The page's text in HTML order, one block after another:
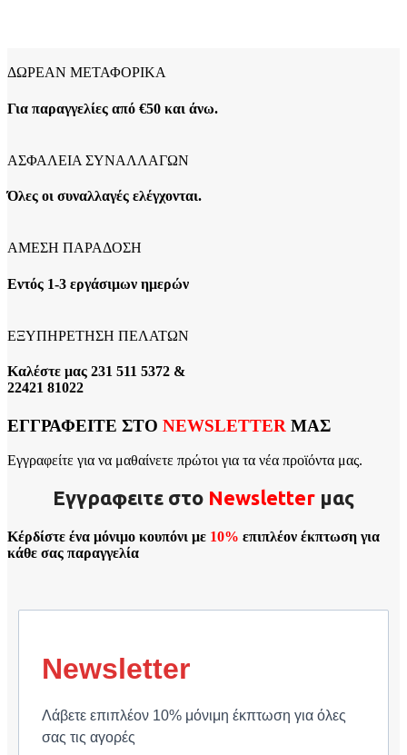
ΔΩΡΕΑΝ ΜΕΤΑΦΟΡΙΚΑ
Για παραγγελίες από €50 και άνω.
ΑΣΦΑΛΕΙΑ ΣΥΝΑΛΛΑΓΩΝ
Όλες οι συναλλαγές ελέγχονται.
ΑΜΕΣΗ ΠΑΡΑΔΟΣΗ
Εντός 1-3 εργάσιμων ημερών
ΕΞΥΠΗΡΕΤΗΣΗ ΠΕΛΑΤΩΝ
Καλέστε μας 231 511 5372 &
22421 81022
ΕΓΓΡΑΦΕΙΤΕ ΣΤΟ NEWSLETTER ΜΑΣ
Εγγραφείτε για να μαθαίνετε πρώτοι για τα νέα προϊόντα μας.
Εγγραφειτε στο Νewsletter μας
Κέρδίστε ένα μόνιμο κουπόνι με 10% επιπλέον έκπτωση για
κάθε σας παραγγελία
Newsletter
Λάβετε επιπλέον 10% μόνιμη έκπτωση για όλες
σας τις αγορές